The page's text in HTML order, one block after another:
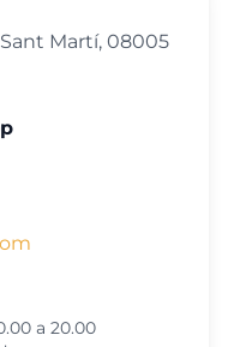
Sant Martí, 08005
a 20.00